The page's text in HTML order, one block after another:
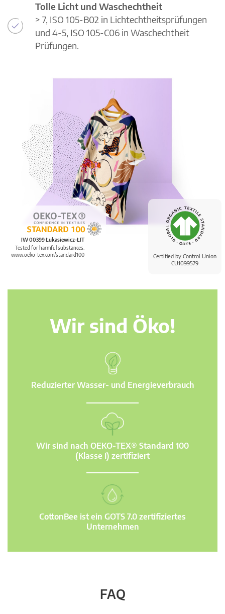
Certified by Control Union
CU1099579
IW 00399 Łukasiewicz-ŁIT
Tested for harmful substances.
www.oeko-tex.com/standard100
Tolle Licht und Waschechtheit
> 7, ISO 105-B02 in Lichtechtheitsprüfungen
und 4-5, ISO 105-C06 in Waschechtheit
Prüfungen.
Wir sind Öko!
Reduzierter Wasser- und Energieverbrauch
Wir sind nach OEKO-TEX® Standard 100
(Klasse I) zertifiziert
CottonBee ist ein GOTS 7.0 zertifiziertes
Unternehmen
FAQ